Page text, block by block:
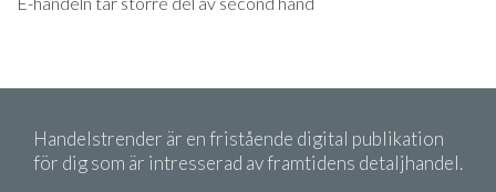
Handelstrender är en fristående digital publikation
för dig som är intresserad av framtidens detaljhandel.